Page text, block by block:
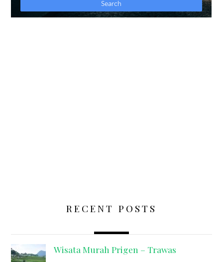
RECENT POSTS
Wisata Murah Prigen – Trawas